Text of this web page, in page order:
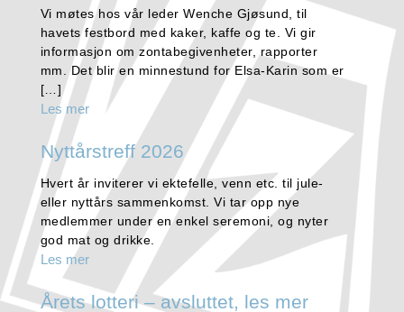
Vi møtes hos vår leder Wenche Gjøsund, til
havets festbord med kaker, kaffe og te. Vi gir
informasjon om zontabegivenheter, rapporter
mm. Det blir en minnestund for Elsa-Karin som er
[…]
Les mer
Nyttårstreff 2026
Hvert år inviterer vi ektefelle, venn etc. til jule-
eller nyttårs sammenkomst. Vi tar opp nye
medlemmer under en enkel seremoni, og nyter
god mat og drikke.
Les mer
Årets lotteri – avsluttet, les mer